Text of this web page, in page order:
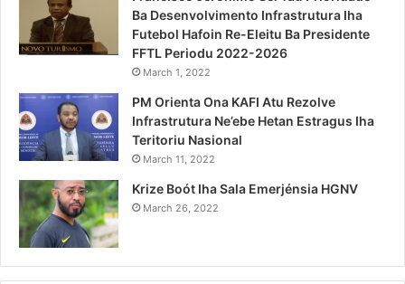
Ba Desenvolvimento Infrastrutura Iha
Futebol Hafoin Re-Eleitu Ba Presidente
FFTL Periodu 2022-2026
March 1, 2022
PM Orienta Ona KAFI Atu Rezolve
Infrastrutura Ne’ebe Hetan Estragus Iha
Teritoriu Nasional
March 11, 2022
Krize Boót Iha Sala Emerjénsia HGNV
March 26, 2022